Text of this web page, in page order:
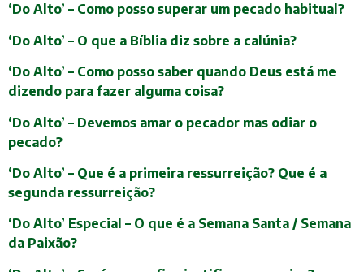
‘Do Alto’ – Como posso superar um pecado habitual?
‘Do Alto’ – O que a Bíblia diz sobre a calúnia?
‘Do Alto’ – Como posso saber quando Deus está me
dizendo para fazer alguma coisa?
‘Do Alto’ – Devemos amar o pecador mas odiar o
pecado?
‘Do Alto’ – Que é a primeira ressurreição? Que é a
segunda ressurreição?
‘Do Alto’ Especial – O que é a Semana Santa / Semana
da Paixão?